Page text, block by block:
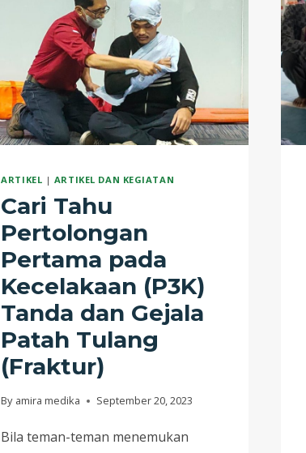
ARTIKEL | ARTIKEL DAN KEGIATAN
Cari Tahu
Pertolongan
Pertama pada
Kecelakaan (P3K)
Tanda dan Gejala
Patah Tulang
(Fraktur)
By amira medika September 20, 2023
Bila teman-teman menemukan